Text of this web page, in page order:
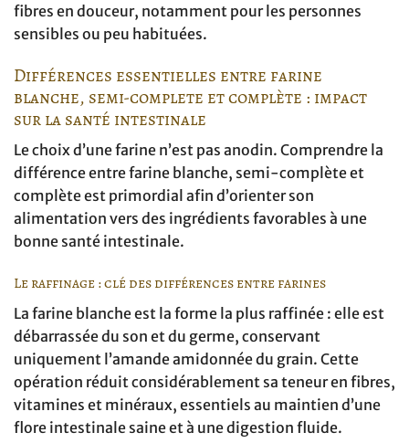
fibres en douceur, notamment pour les personnes
sensibles ou peu habituées.
Différences essentielles entre farine
blanche, semi-complete et complète : impact
sur la santé intestinale
Le choix d’une farine n’est pas anodin. Comprendre la
différence entre farine blanche, semi-complète et
complète est primordial afin d’orienter son
alimentation vers des ingrédients favorables à une
bonne santé intestinale.
Le raffinage : clé des différences entre farines
La farine blanche est la forme la plus raffinée : elle est
débarrassée du son et du germe, conservant
uniquement l’amande amidonnée du grain. Cette
opération réduit considérablement sa teneur en fibres,
vitamines et minéraux, essentiels au maintien d’une
flore intestinale saine et à une digestion fluide.